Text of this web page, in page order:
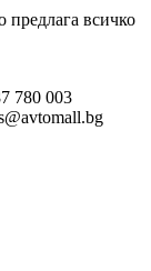
предлага всичко
780 003